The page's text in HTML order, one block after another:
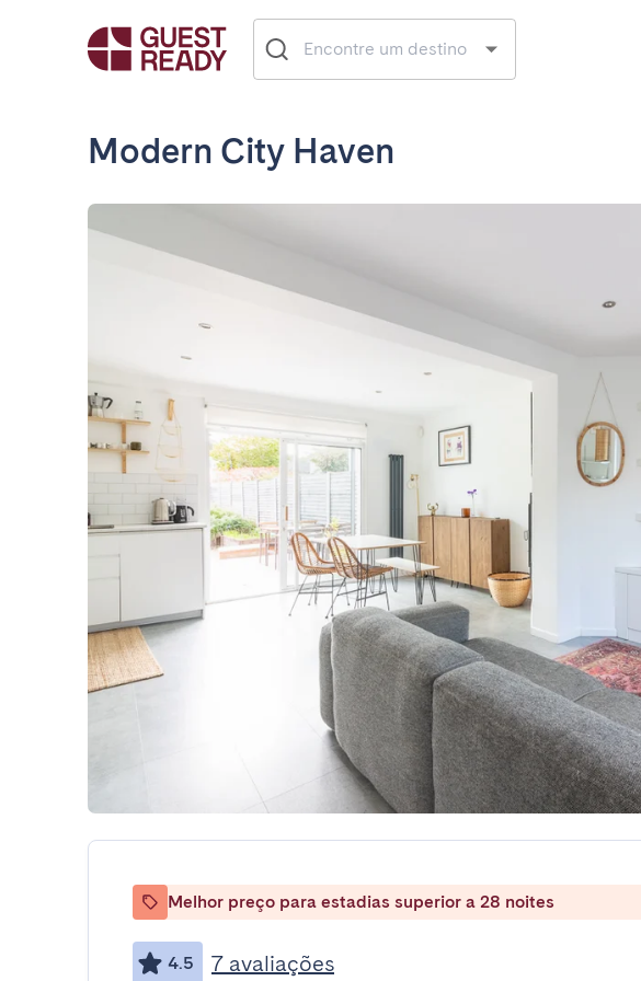
Modern City Haven
Melhor preço para estadias superior a 28 noites
4.5 7 avaliações